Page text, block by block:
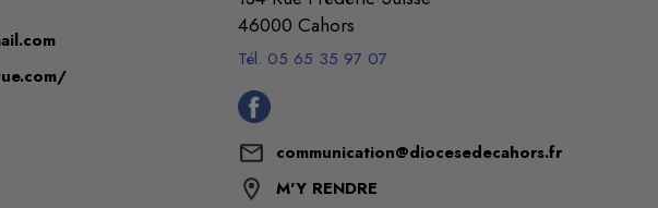
46000 Cahors
Tél. 05 65 35 97 07
communication@diocesedecahors.fr
M'Y RENDRE